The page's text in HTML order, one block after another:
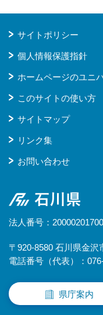
サイトポリシー
個人情報保護指針
ホームページのユニ
このサイトの使い方
サイトマップ
リンク集
お問い合わせ
石川県
法人番号：
〒920-8580 石川県金沢
電話番号（代表）：
県庁案内